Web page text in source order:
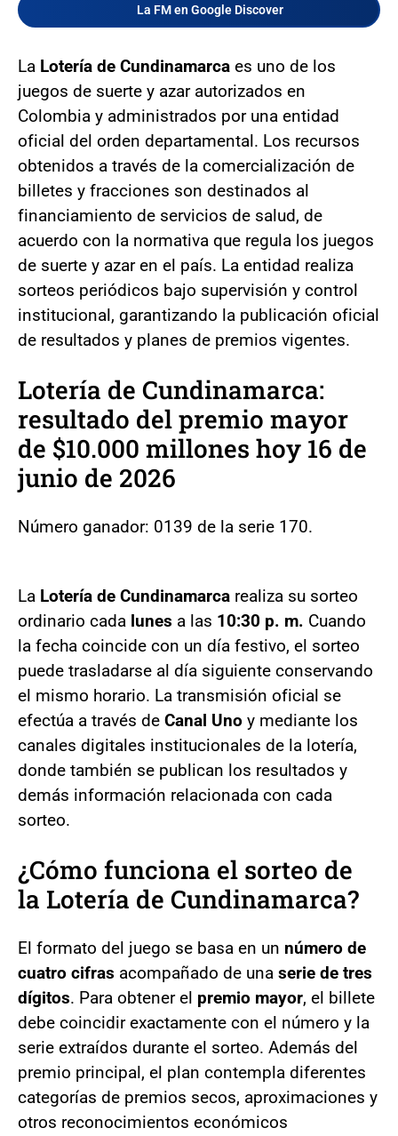
La FM en Google Discover
La Lotería de Cundinamarca es uno de los
juegos de suerte y azar autorizados en
Colombia y administrados por una entidad
oficial del orden departamental. Los recursos
obtenidos a través de la comercialización de
billetes y fracciones son destinados al
financiamiento de servicios de salud, de
acuerdo con la normativa que regula los juegos
de suerte y azar en el país. La entidad realiza
sorteos periódicos bajo supervisión y control
institucional, garantizando la publicación oficial
de resultados y planes de premios vigentes.
Lotería de Cundinamarca:
resultado del premio mayor
de $10.000 millones hoy 16 de
junio de 2026
Número ganador: 0139 de la serie 170.
La Lotería de Cundinamarca realiza su sorteo
ordinario cada lunes a las 10:30 p. m. Cuando
la fecha coincide con un día festivo, el sorteo
puede trasladarse al día siguiente conservando
el mismo horario. La transmisión oficial se
efectúa a través de Canal Uno y mediante los
canales digitales institucionales de la lotería,
donde también se publican los resultados y
demás información relacionada con cada
sorteo.
¿Cómo funciona el sorteo de
la Lotería de Cundinamarca?
El formato del juego se basa en un número de
cuatro cifras acompañado de una serie de tres
dígitos. Para obtener el premio mayor, el billete
debe coincidir exactamente con el número y la
serie extraídos durante el sorteo. Además del
premio principal, el plan contempla diferentes
categorías de premios secos, aproximaciones y
otros reconocimientos económicos